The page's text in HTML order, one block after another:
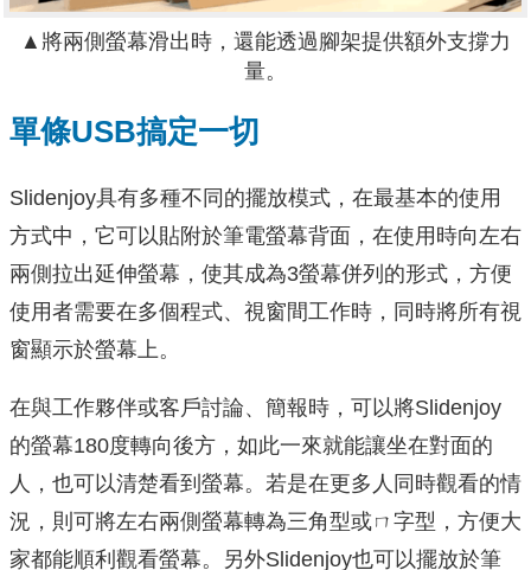
▲將兩側螢幕滑出時，還能透過腳架提供額外支撐力
量。
單條USB搞定一切
Slidenjoy具有多種不同的擺放模式，在最基本的使用
方式中，它可以貼附於筆電螢幕背面，在使用時向左右
兩側拉出延伸螢幕，使其成為3螢幕併列的形式，方便
使用者需要在多個程式、視窗間工作時，同時將所有視
窗顯示於螢幕上。
在與工作夥伴或客戶討論、簡報時，可以將Slidenjoy
的螢幕180度轉向後方，如此一來就能讓坐在對面的
人，也可以清楚看到螢幕。若是在更多人同時觀看的情
況，則可將左右兩側螢幕轉為三角型或ㄇ字型，方便大
家都能順利觀看螢幕。另外Slidenjoy也可以擺放於筆